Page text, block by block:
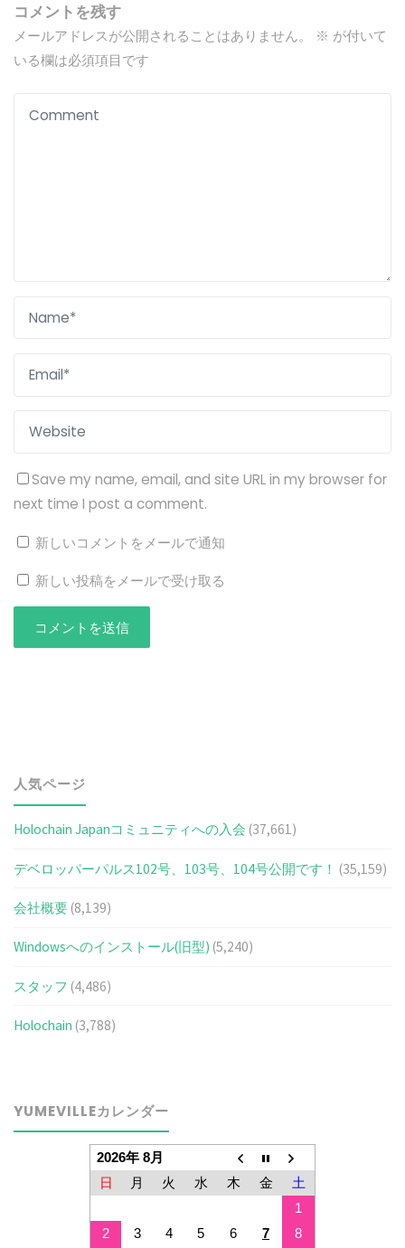
コメントを残す
メールアドレスが公開されることはありません。 ※ が付いて
いる欄は必須項目です
Save my name, email, and site URL in my browser for
next time I post a comment.
新しいコメントをメールで通知
新しい投稿をメールで受け取る
人気ページ
Holochain Japanコミュニティへの入会 (37,661)
デベロッパーパルス102号、103号、104号公開です！ (35,159)
会社概要 (8,139)
Windowsへのインストール(旧型) (5,240)
スタッフ (4,486)
Holochain (3,788)
YUMEVILLEカレンダー
2026年 8月
日
月 火 水 木 金
土
1
2
3 4 5 6 7 8